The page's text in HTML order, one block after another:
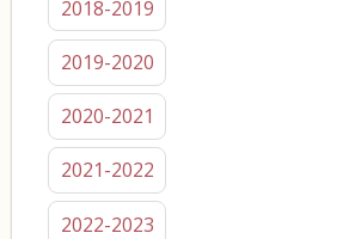
2018-2019
2019-2020
2020-2021
2021-2022
2022-2023